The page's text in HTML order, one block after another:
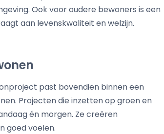
Ook voor oudere bewoners is een
aan levenskwaliteit en welzijn.
past bovendien binnen een
Projecten die inzetten op groen en
én morgen. Ze creëren
goed voelen.